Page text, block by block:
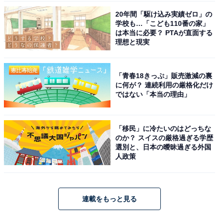
全国の人気ホテルから今泊まりたい宿を厳選してご紹介。日々更新
される売れ筋ランキングや、見逃せないセール・キャンペーン情報
など、お得に旅を楽しむための秘けつが満載です。さらに、ここで
しか読めない独自コンテンツも充実。編集部員による宿泊レビュー
では、公式Webサイトだけでは分からないリアルな様子を紹介しま
...続きを読む
こちらもおすすめ
【楽天トラベルセール】福岡県「原鶴温泉 ビュ
ーホテル平成」が特別価格で登場中
20年間「駆け込み実績ゼロ」の
学校も…「こども110番の家」
は本当に必要？ PTAが直面する
理想と現実
「青春18きっぷ」販売激減の裏
に何が？ 連続利用の厳格化だけ
ではない「本当の理由」
「移民」に冷たいのはどっちな
のか？ スイスの厳格過ぎる学歴
選別と、日本の曖昧過ぎる外国
人政策
連載をもっと見る